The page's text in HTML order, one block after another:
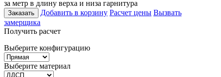
за метр в длину верха и низа гарнитура
Заказать Добавить в корзину Расчет цены Вызвать
замерщика
Получить расчет
Выберите конфигурацию
Выберите материал